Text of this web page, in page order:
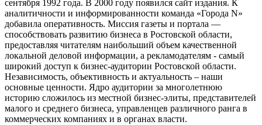
сентября 1992 года. В 2000 году появился сайт издания. К
аналитичности и информированности команда «Города N»
добавила оперативность. Миссия газеты и портала —
способствовать развитию бизнеса в Ростовской области,
предоставляя читателям наибольший объем качественной
локальной деловой информации, а рекламодателям - самый
широкий доступ к бизнес-аудитории Ростовской области.
Независимость, объективность и актуальность – наши
основные ценности. Ядро аудитории за многолетнюю
историю сложилось из местной бизнес-элиты, представителей
малого и среднего бизнеса, управленцев различного ранга в
коммерческих компаниях и в органах власти.